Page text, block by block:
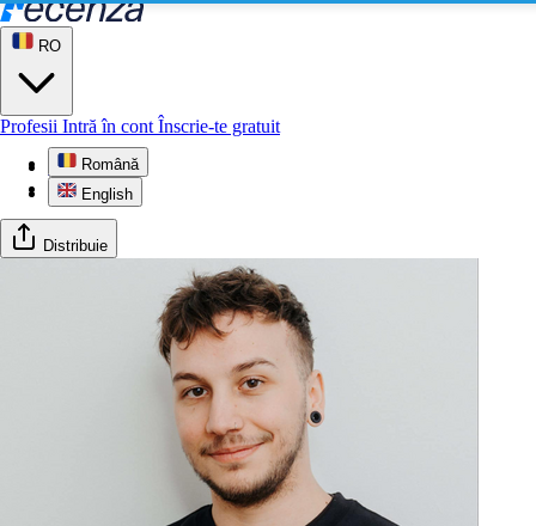
RO
Română
English
Profesii Intră în cont Înscrie-te gratuit
Profil
Galerie
Distribuie